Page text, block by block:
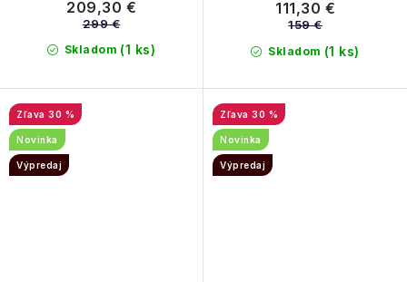
Skladom (1 ks)
209,30 €
299 €
Skladom (1 ks)
111,30 €
159 €
30 %
Novinka
Výpredaj
30 %
Novinka
Výpredaj